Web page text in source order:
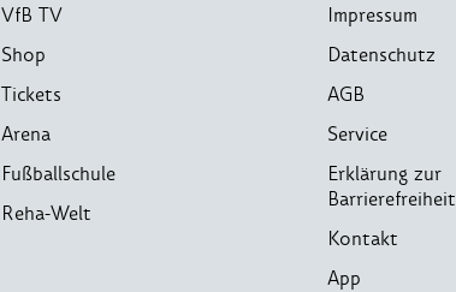
VfB TV
Shop
Tickets
Arena
Fußballschule
Reha-Welt
Impressum
Datenschutz
AGB
Service
Erklärung zur
Barrierefreiheit
Kontakt
App